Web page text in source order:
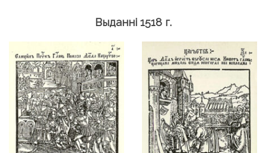
Выданні 1518 г.